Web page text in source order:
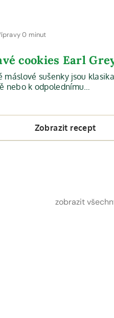
0 minut
cookies Earl
máslové sušenky jsou
nebo k odpolednímu…
Zobrazit recept
zobrazit